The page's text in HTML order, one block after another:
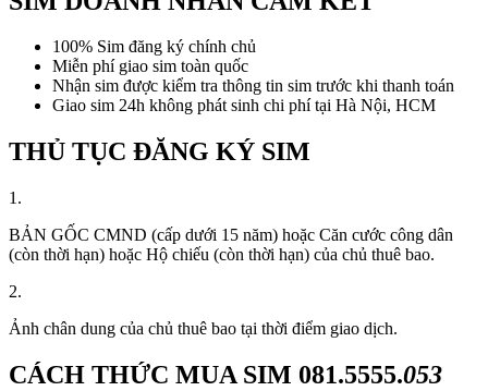
100% Sim đăng ký chính chủ
Miễn phí giao sim toàn quốc
Nhận sim được kiểm tra thông tin sim trước khi thanh toán
Giao sim 24h không phát sinh chi phí tại Hà Nội, HCM
THỦ TỤC ĐĂNG KÝ SIM
1.
BẢN GỐC CMND (cấp dưới 15 năm) hoặc Căn cước công dân
(còn thời hạn) hoặc Hộ chiếu (còn thời hạn) của chủ thuê bao.
2.
Ảnh chân dung của chủ thuê bao tại thời điểm giao dịch.
CÁCH THỨC MUA SIM 081.5555.053